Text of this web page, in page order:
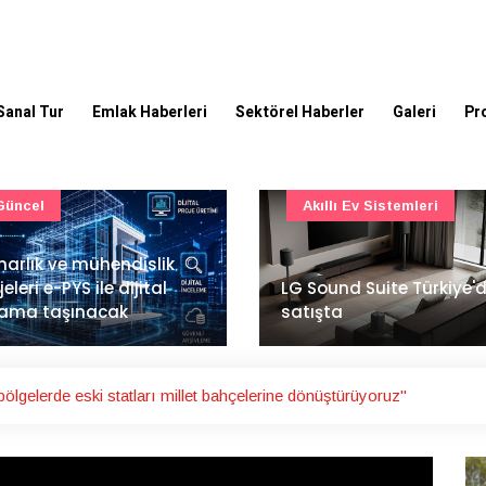
Tur Emlak Haberleri Sektörel Haberler Galeri
Suite Türkiye'de
Ev Sistemleri
İstanbul Havalimanı'nın
ana pistinde sona doğru
Ulaşım
eski statları millet bahçelerine dönüştürüyoruz"